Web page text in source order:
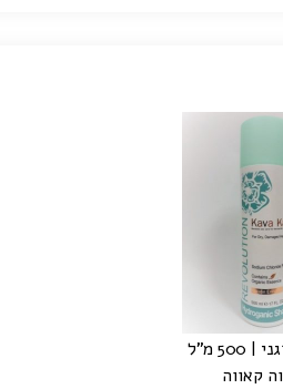
מ"ל
קאווה